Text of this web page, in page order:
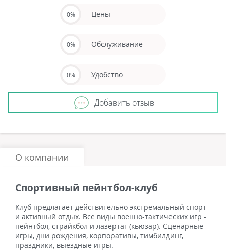
0% Цены
0% Обслуживание
0% Удобство
Добавить отзыв
О компании
Спортивный пейнтбол-клуб
Клуб предлагает действительно экстремальный спорт
и активный отдых. Все виды военно-тактических игр -
пейнтбол, страйкбол и лазертаг (кьюзар). Сценарные
игры, дни рождения, корпоративы, тимбилдинг,
праздники, выездные игры.